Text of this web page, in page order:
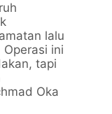
lalu
ini
tapi
Oka